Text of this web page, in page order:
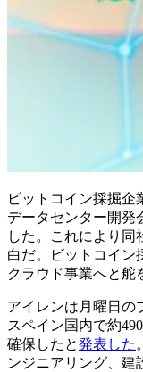
ビットコイン採掘企
データセンター開発
した。これにより同
白だ。ビットコイン
クラウド事業へと舵
アイレンは月曜日の
スペイン国内で約
確保したと発表した
ンジニアリング、建